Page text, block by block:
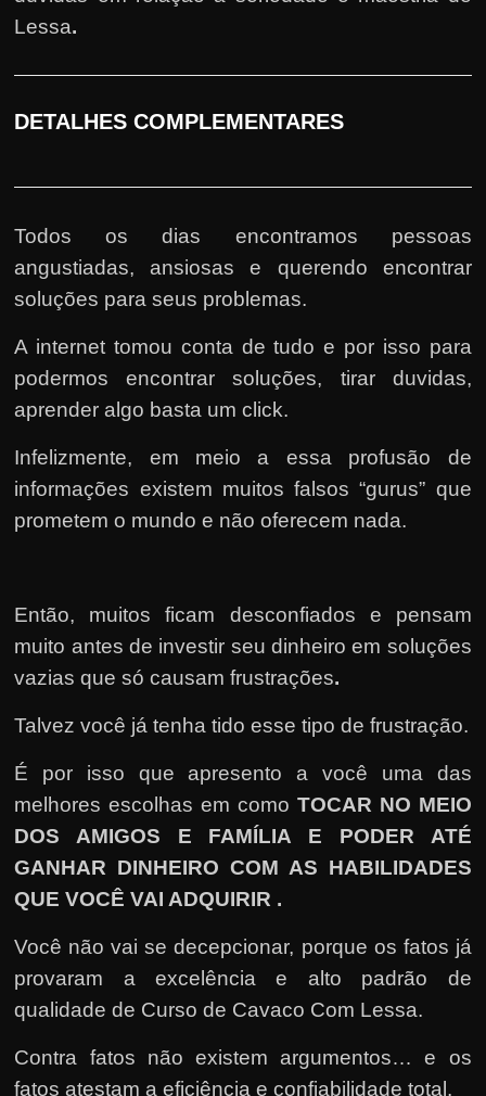
Lessa.
DETALHES COMPLEMENTARES
Todos os dias encontramos pessoas
angustiadas, ansiosas e querendo encontrar
soluções para seus problemas.
A internet tomou conta de tudo e por isso para
podermos encontrar soluções, tirar duvidas,
aprender algo basta um click.
Infelizmente, em meio a essa profusão de
informações existem muitos falsos “gurus” que
prometem o mundo e não oferecem nada.
Então, muitos ficam desconfiados e pensam
muito antes de investir seu dinheiro em soluções
vazias que só causam frustrações.
Talvez você já tenha tido esse tipo de frustração.
É por isso que apresento a você uma das
melhores escolhas em como TOCAR NO MEIO
DOS AMIGOS E FAMÍLIA E PODER ATÉ
GANHAR DINHEIRO COM AS HABILIDADES
QUE VOCÊ VAI ADQUIRIR .
Você não vai se decepcionar, porque os fatos já
provaram a excelência e alto padrão de
qualidade de Curso de Cavaco Com Lessa.
Contra fatos não existem argumentos… e os
fatos atestam a eficiência e confiabilidade total.